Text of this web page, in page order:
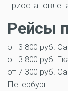
Рейсы
от 3 800 руб.
от 3 800 руб.
от 7 300 руб.
Петербург